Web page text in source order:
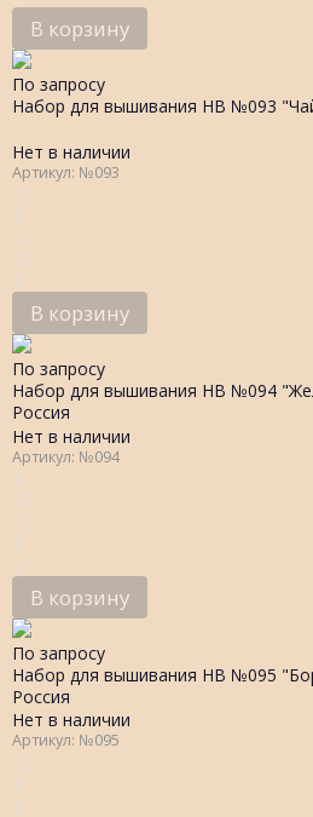
В корзину
По запросу
Набор для вышивания НВ №093
Нет в наличии
Артикул: №093
В корзину
По запросу
Набор для вышивания НВ №094
Россия
Нет в наличии
Артикул: №094
В корзину
По запросу
Набор для вышивания НВ №095
Россия
Нет в наличии
Артикул: №095